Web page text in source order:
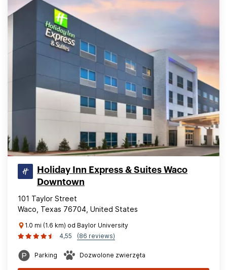
Holiday Inn Express & Suites Waco
Downtown
101 Taylor Street
Waco, Texas 76704, United States
1.0 mi (1.6 km) od Baylor University
4,55
(86 reviews)
Parking Dozwolone zwierzęta